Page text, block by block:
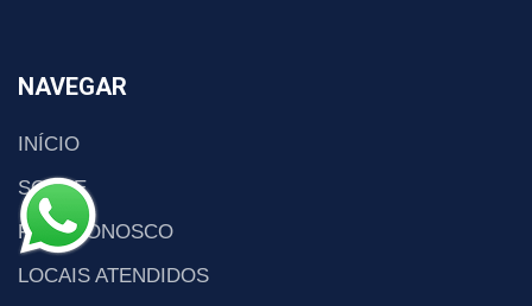
NAVEGAR
INÍCIO
SOBRE
FALE CONOSCO
LOCAIS ATENDIDOS